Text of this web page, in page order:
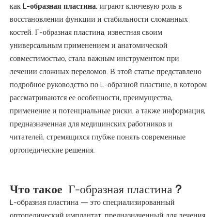
как L-образная пластина, играют ключевую роль в
восстановлении функции и стабильности сломанных
костей. Г-образная пластина, известная своим
универсальным применением и анатомической
совместимостью, стала важным инструментом при
лечении сложных переломов. В этой статье представлено
подробное руководство по L-образной пластине, в котором
рассматриваются ее особенности, преимущества,
применение и потенциальные риски, а также информация,
предназначенная для медицинских работников и
читателей, стремящихся глубже понять современные
ортопедические решения.
Что такое Г-образная пластина ？
L-образная пластина — это специализированный